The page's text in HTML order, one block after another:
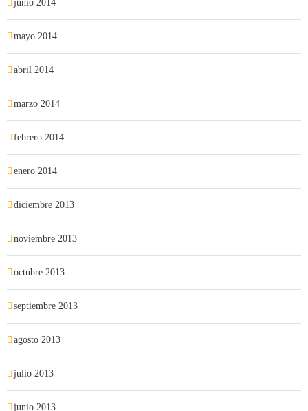
junio 2014
mayo 2014
abril 2014
marzo 2014
febrero 2014
enero 2014
diciembre 2013
noviembre 2013
octubre 2013
septiembre 2013
agosto 2013
julio 2013
junio 2013